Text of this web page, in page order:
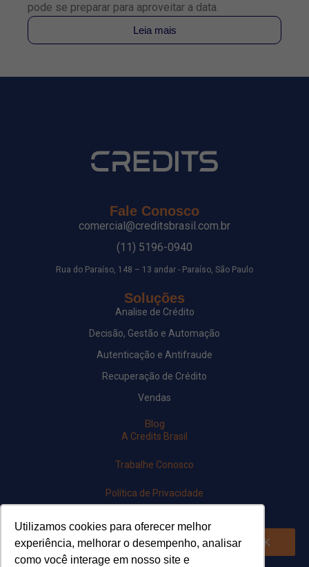
Utilizamos cookies para oferecer melhor
experiência, melhorar o desempenho, analisar
como você interage em nosso site e
pode se preparar para aproveitar a data.
Leia mais
Fale Conosco
comercial@creditsbrasil.com.br
(11) 5196-0940
Rua do Paraíso, 148 – 13 andar - Paraíso, São Paulo
Soluções
Analise de Crédito
Decisão, Gestão e Automação
Autenticação e Antifraude
Recuperação de Crédito
Vendas
Blog
A Credits Brasil
Trabalhe Conosco
Política de Privacidade
Newsletter
OK
Siga-nos em nossas redes